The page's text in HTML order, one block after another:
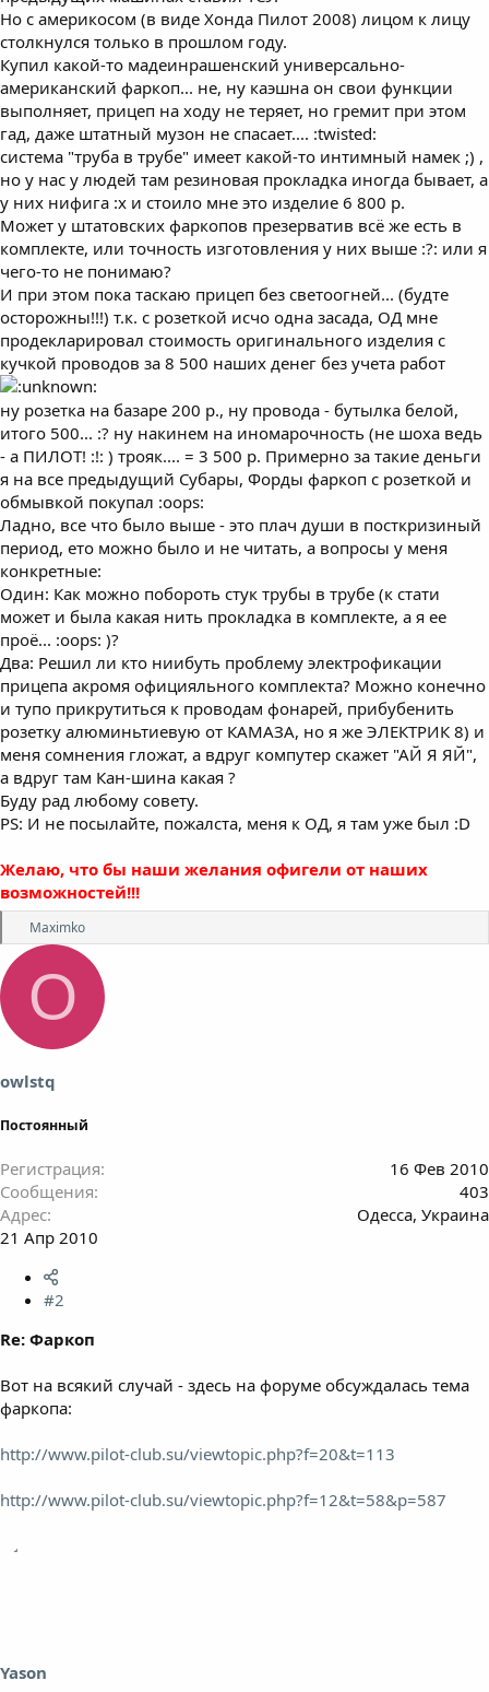
Но с америкосом (в виде Хонда Пилот 2008) лицом к лицу
столкнулся только в прошлом году.
Купил какой-то мадеинрашенский универсально-
американский фаркоп... не, ну каэшна он свои функции
выполняет, прицеп на ходу не теряет, но гремит при этом
гад, даже штатный музон не спасает.... :twisted:
система "труба в трубе" имеет какой-то интимный намек ;) ,
но у нас у людей там резиновая прокладка иногда бывает, а
у них нифига :x и стоило мне это изделие 6 800 р.
Может у штатовских фаркопов презерватив всё же есть в
комплекте, или точность изготовления у них выше :?: или я
чего-то не понимаю?
И при этом пока таскаю прицеп без светоогней... (будте
осторожны!!!) т.к. с розеткой исчо одна засада, ОД мне
продекларировал стоимость оригинального изделия с
кучкой проводов за 8 500 наших денег без учета работ
ну розетка на базаре 200 р., ну провода - бутылка белой,
итого 500... :? ну накинем на иномарочность (не шоха ведь
- а ПИЛОТ! :!: ) трояк.... = 3 500 р. Примерно за такие деньги
я на все предыдущий Субары, Форды фаркоп с розеткой и
обмывкой покупал :oops:
Ладно, все что было выше - это плач души в посткризиный
период, ето можно было и не читать, а вопросы у меня
конкретные:
Один: Как можно побороть стук трубы в трубе (к стати
может и была какая нить прокладка в комплекте, а я ее
проё... :oops: )?
Два: Решил ли кто ниибуть проблему электрофикации
прицепа акромя официяльного комплекта? Можно конечно
и тупо прикрутиться к проводам фонарей, прибубенить
розетку алюминьтиевую от КАМАЗА, но я же ЭЛЕКТРИК 8) и
меня сомнения гложат, а вдруг компутер скажет "АЙ Я ЯЙ",
а вдруг там Кан-шина какая ?
Буду рад любому совету.
PS: И не посылайте, пожалста, меня к ОД, я там уже был :D
Желаю, что бы наши желания офигели от наших
возможностей!!!
Р
е
ц
и
:
Maximko
O
owlstq
Постоянный
Регистрация
16 Фев 2010
Сообщения
403
Адрес
Одесса, Украина
21 Апр 2010
#2
Re: Фаркоп
Вот на всякий случай - здесь на форуме обсуждалась тема
фаркопа:
http://www.pilot-club.su/viewtopic.php?f=20&t=113
http://www.pilot-club.su/viewtopic.php?f=12&t=58&p=587
Yason